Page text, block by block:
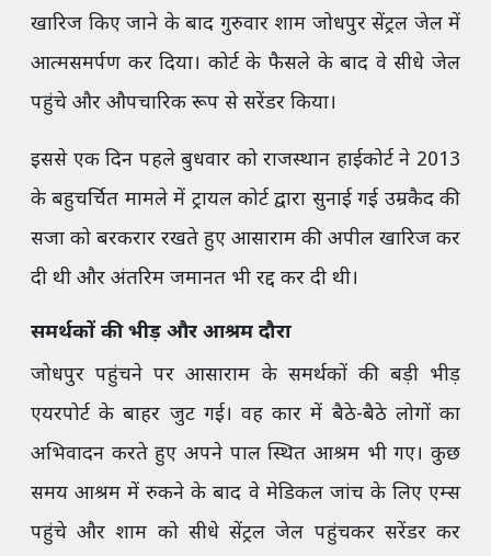
खारिज किए जाने के बाद गुरुवार शाम जोधपुर सेंट्रल जेल में
आत्मसमर्पण कर दिया। कोर्ट के फैसले के बाद वे सीधे जेल
पहुंचे और औपचारिक रूप से सरेंडर किया।
इससे एक दिन पहले बुधवार को राजस्थान हाईकोर्ट ने 2013
के बहुचर्चित मामले में ट्रायल कोर्ट द्वारा सुनाई गई उम्रकैद की
सजा को बरकरार रखते हुए आसाराम की अपील खारिज कर
दी थी और अंतरिम जमानत भी रद्द कर दी थी।
समर्थकों की भीड़ और आश्रम दौरा
जोधपुर पहुंचने पर आसाराम के समर्थकों की बड़ी भीड़
एयरपोर्ट के बाहर जुट गई। वह कार में बैठे-बैठे लोगों का
अभिवादन करते हुए अपने पाल स्थित आश्रम भी गए। कुछ
समय आश्रम में रुकने के बाद वे मेडिकल जांच के लिए एम्स
पहुंचे और शाम को सीधे सेंट्रल जेल पहुंचकर सरेंडर कर